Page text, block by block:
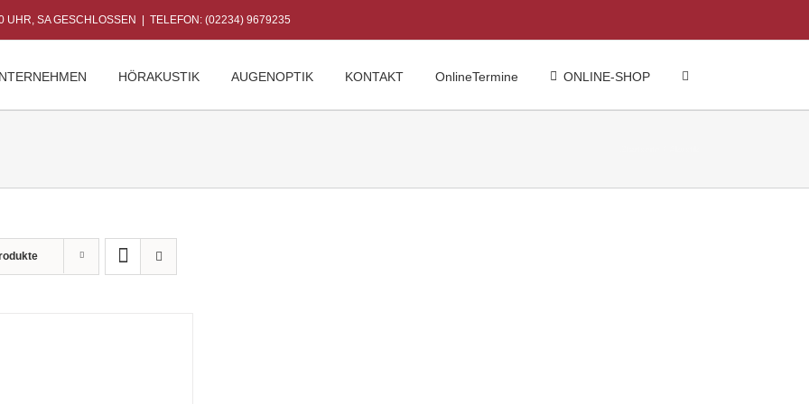
UHR, SA GESCHLOSSEN TELEFON: (02234) 9679235
HÖRAKUSTIK AUGENOPTIK KONTAKT OnlineTermine ONLINE-SHOP